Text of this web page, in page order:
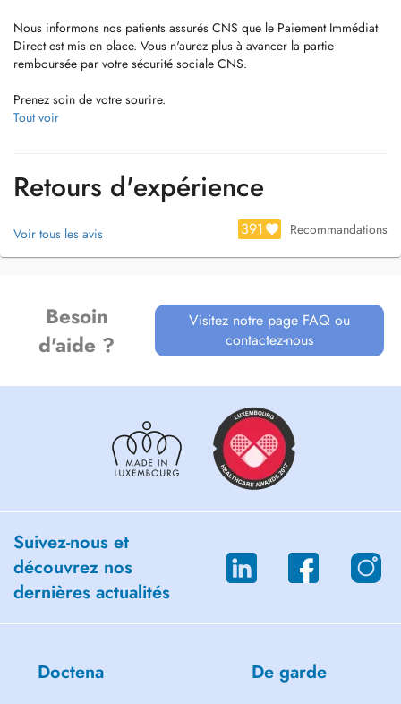
Nous informons nos patients assurés CNS que le Paiement Immédiat
Direct est mis en place. Vous n'aurez plus à avancer la partie
remboursée par votre sécurité sociale CNS.
Prenez soin de votre sourire.
Et lorsque vous avez un problème dentaire, vous ne souhaitez pas
attendre des heures voire même des jours à souffrir. Cest pour cela
que nous sommes disponibles 7 jours sur 7 et que nos Centres
Dentaires à Luxembourg vous accueillent en dehors des horaires
classiques.
et les facettes dentaires.
Vous recherchez un cabinet dentaire rapide, disponible et efficace ?
Differdange
Tout voir
Retours d'expérience
Voir tous les avis 391 Recommandations
Besoin
d'aide ?
Visitez notre page FAQ ou
contactez-nous
Suivez-nous et
découvrez nos
dernières actualités
Doctena De garde